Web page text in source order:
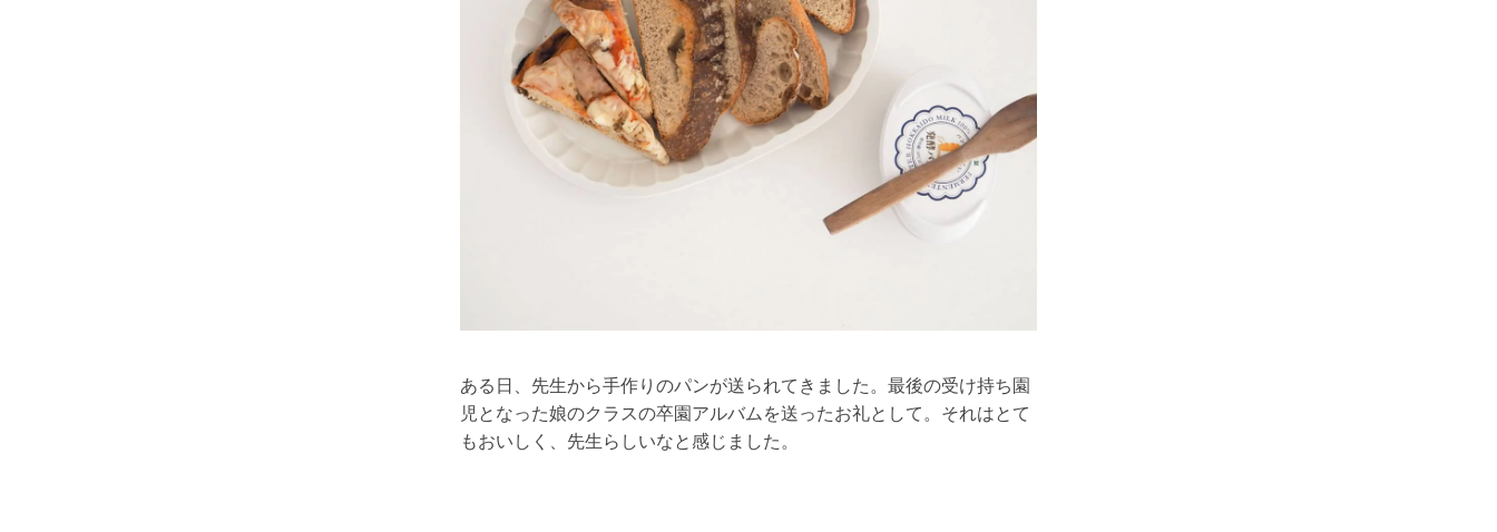
ある日、先生から手作りのパンが送られてきました。最後の受け持ち園
児となった娘のクラスの卒園アルバムを送ったお礼として。それはとて
もおいしく、先生らしいなと感じました。